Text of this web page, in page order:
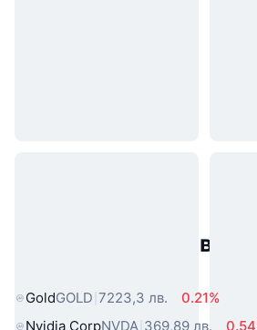
Популярни активи
GoldGOLD 7223,3 лв.
0.21%
Nvidia CorpNVDA 369,89 лв.